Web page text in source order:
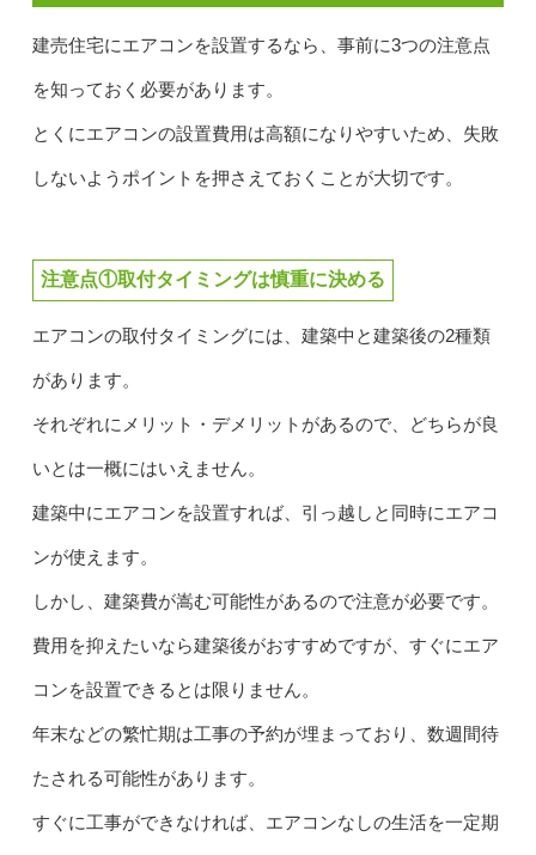
建売住宅にエアコンを設置するなら、事前に3つの注意点
を知っておく必要があります。
とくにエアコンの設置費用は高額になりやすいため、失敗
しないようポイントを押さえておくことが大切です。
注意点①取付タイミングは慎重に決める
エアコンの取付タイミングには、建築中と建築後の2種類
があります。
それぞれにメリット・デメリットがあるので、どちらが良
いとは一概にはいえません。
建築中にエアコンを設置すれば、引っ越しと同時にエアコ
ンが使えます。
しかし、建築費が嵩む可能性があるので注意が必要です。
費用を抑えたいなら建築後がおすすめですが、すぐにエア
コンを設置できるとは限りません。
年末などの繁忙期は工事の予約が埋まっており、数週間待
たされる可能性があります。
すぐに工事ができなければ、エアコンなしの生活を一定期